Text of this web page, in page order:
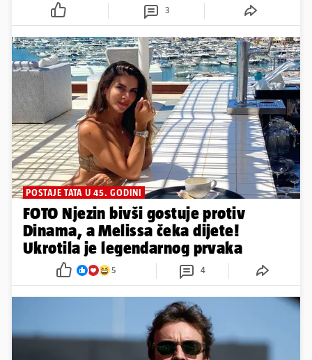
3
POSTAJE TATA U 45. GODINI
FOTO Njezin bivši gostuje protiv
Dinama, a Melissa čeka dijete!
Ukrotila je legendarnog prvaka
5 4